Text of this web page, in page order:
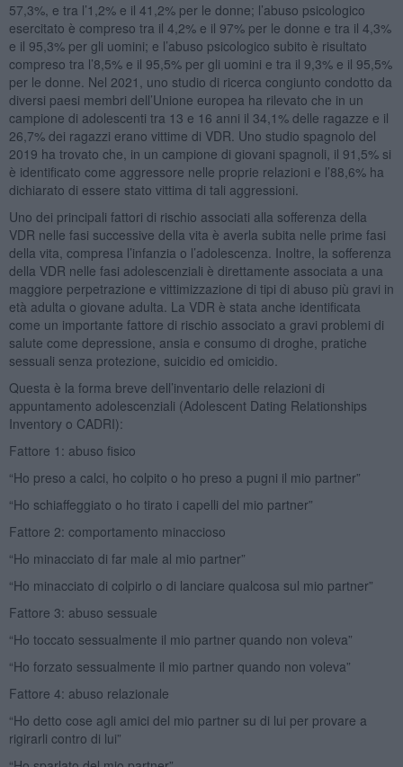
57,3%, e tra l’1,2% e il 41,2% per le donne; l’abuso psicologico
esercitato è compreso tra il 4,2% e il 97% per le donne e tra il 4,3%
e il 95,3% per gli uomini; e l’abuso psicologico subito è risultato
compreso tra l’8,5% e il 95,5% per gli uomini e tra il 9,3% e il 95,5%
per le donne. Nel 2021, uno studio di ricerca congiunto condotto da
diversi paesi membri dell’Unione europea ha rilevato che in un
campione di adolescenti tra 13 e 16 anni il 34,1% delle ragazze e il
26,7% dei ragazzi erano vittime di VDR. Uno studio spagnolo del
2019 ha trovato che, in un campione di giovani spagnoli, il 91,5% si
è identificato come aggressore nelle proprie relazioni e l’88,6% ha
dichiarato di essere stato vittima di tali aggressioni.
Uno dei principali fattori di rischio associati alla sofferenza della
VDR nelle fasi successive della vita è averla subita nelle prime fasi
della vita, compresa l’infanzia o l’adolescenza. Inoltre, la sofferenza
della VDR nelle fasi adolescenziali è direttamente associata a una
maggiore perpetrazione e vittimizzazione di tipi di abuso più gravi in
età adulta o giovane adulta. La VDR è stata anche identificata
come un importante fattore di rischio associato a gravi problemi di
salute come depressione, ansia e consumo di droghe, pratiche
sessuali senza protezione, suicidio ed omicidio.
Questa è la forma breve dell’inventario delle relazioni di
appuntamento adolescenziali (Adolescent Dating Relationships
Inventory o CADRI):
Fattore 1: abuso fisico
“Ho preso a calci, ho colpito o ho preso a pugni il mio partner”
“Ho schiaffeggiato o ho tirato i capelli del mio partner”
Fattore 2: comportamento minaccioso
“Ho minacciato di far male al mio partner”
“Ho minacciato di colpirlo o di lanciare qualcosa sul mio partner”
Fattore 3: abuso sessuale
“Ho toccato sessualmente il mio partner quando non voleva”
“Ho forzato sessualmente il mio partner quando non voleva”
Fattore 4: abuso relazionale
“Ho detto cose agli amici del mio partner su di lui per provare a
rigirarli contro di lui”